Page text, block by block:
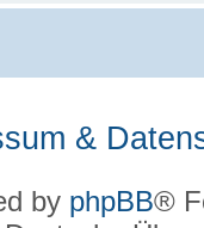
&
by phpBB®